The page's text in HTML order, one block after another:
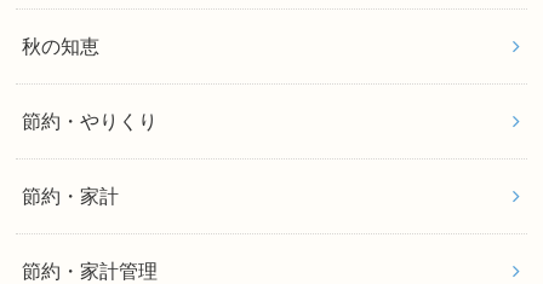
秋の知恵
節約・やりくり
節約・家計
節約・家計管理